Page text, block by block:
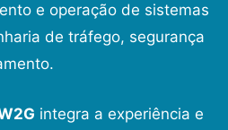
e operação de sistemas
de tráfego, segurança
integra a experiência e